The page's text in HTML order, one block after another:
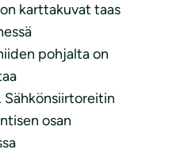
karttakuvat taas
pohjalta on
Sähkönsiirtoreitin
osan